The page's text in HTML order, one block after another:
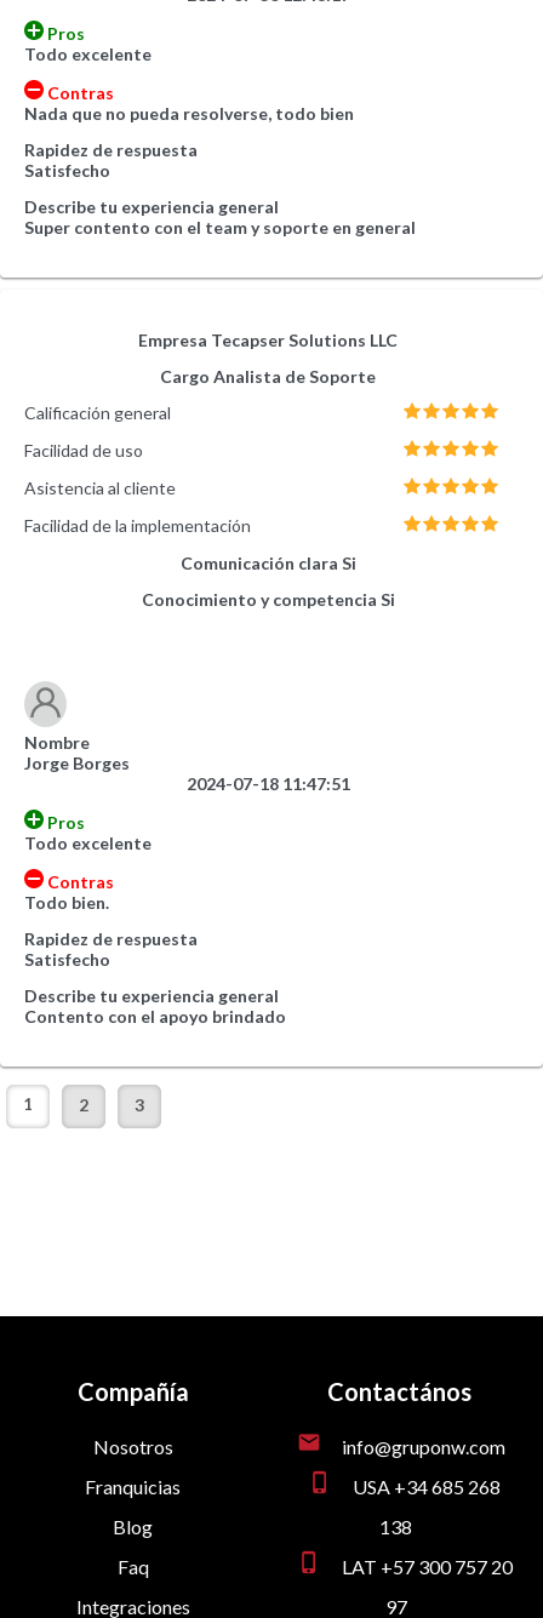
Pros
Todo excelente
Contras
Nada que no pueda resolverse, todo bien
Rapidez de respuesta
Satisfecho
Describe tu experiencia general
Super contento con el team y soporte en general
Empresa Tecapser Solutions LLC
Cargo Analista de Soporte
Calificación general
Facilidad de uso
Asistencia al cliente
Facilidad de la implementación
Comunicación clara Si
Conocimiento y competencia Si
Nombre
Jorge Borges
2024-07-18 11:47:51
Pros
Todo excelente
Contras
Todo bien.
Rapidez de respuesta
Satisfecho
Describe tu experiencia general
Contento con el apoyo brindado
1 2 3
Contactános
mail info@gruponw.com
phone_iphone
USA +34 685 268
138
phone_iphone
LAT +57 300 757 20
97
Compañía
Nosotros
Franquicias
Blog
Faq
Integraciones